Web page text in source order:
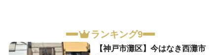
ランキング9
【神戸市灘区】今はなき西灘市